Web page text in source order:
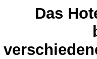
Das